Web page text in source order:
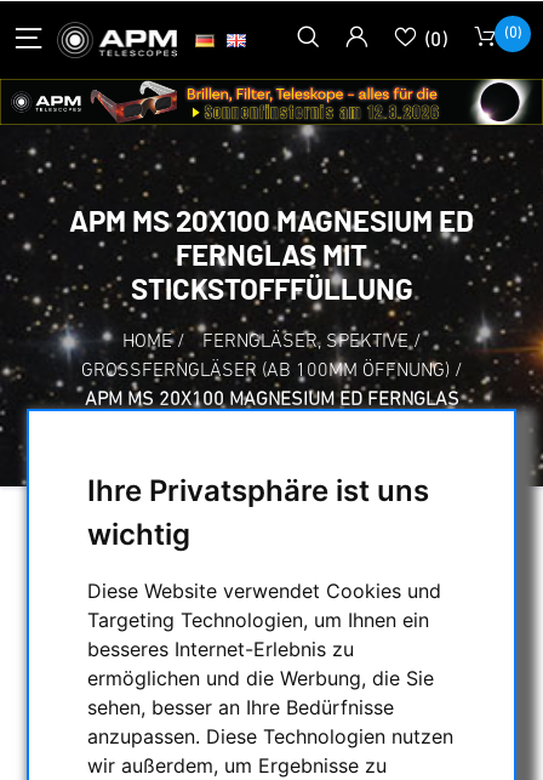
Ihre Privatsphäre ist uns
wichtig
Diese Website verwendet Cookies und
Targeting Technologien, um Ihnen ein
besseres Internet-Erlebnis zu
ermöglichen und die Werbung, die Sie
sehen, besser an Ihre Bedürfnisse
anzupassen. Diese Technologien nutzen
wir außerdem, um Ergebnisse zu
(0) (0)
APM MS 20X100 MAGNESIUM ED
FERNGLAS MIT
STICKSTOFFFÜLLUNG
HOME / FERNGLÄSER, SPEKTIVE /
GROSSFERNGLÄSER (AB 100MM ÖFFNUNG)
/
APM MS 20X100 MAGNESIUM ED FERNGLAS